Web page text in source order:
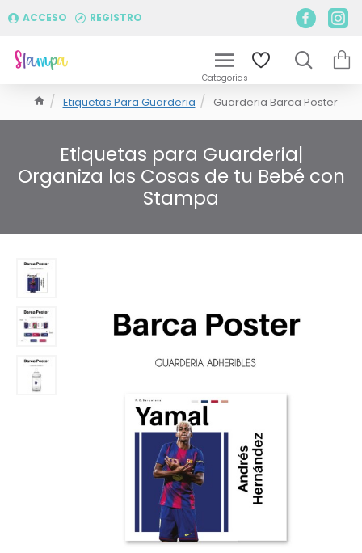
ACCESO REGISTRO
Etiquetas Para Guarderia Guarderia Barca Poster
Etiquetas para Guarderia|
Organiza las Cosas de tu Bebé con
Stampa